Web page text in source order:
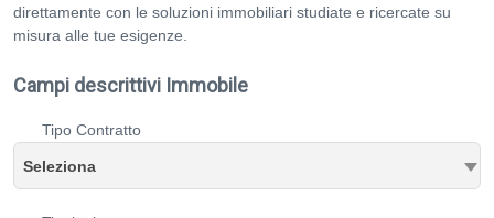
direttamente con le soluzioni immobiliari studiate e ricercate su
misura alle tue esigenze.
Campi descrittivi Immobile
Tipo Contratto
Seleziona